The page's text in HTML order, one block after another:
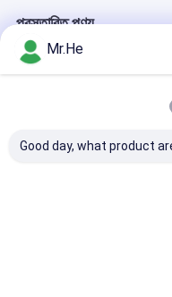
প্রস্তাবিত পণ্য
Mr.He
Good day, what product